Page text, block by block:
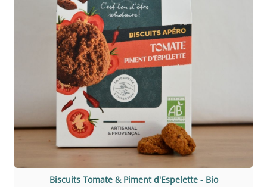
Biscuits Tomate & Piment d'Espelette - Bio